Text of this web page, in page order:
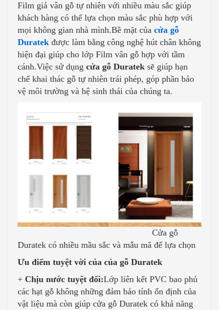
Film giả vân gỗ tự nhiên với nhiều màu sắc giúp
khách hàng có thể lựa chọn màu sắc phù hợp với
mọi không gian nhà mình.Bề mặt của cửa gỗ
Duratek được làm bằng công nghệ hút chân không
hiện đại giúp cho lớp Film vân gỗ hợp với tầm
cánh.Việc sử dụng cửa gỗ Duratek sẽ giúp hạn
chế khai thác gỗ tự nhiên trái phép, góp phần bảo
vệ môi trường và hệ sinh thái của chúng ta.
Cửa gỗ
Duratek có nhiều mầu sắc và mẫu mã để lựa chọn
Ưu điểm tuyệt vời của của gỗ Duratek
+ Chịu nước tuyệt đối:Lớp liên kết PVC bao phủ
các hạt gỗ không những đảm bảo tính ổn định của
vật liệu mà còn giúp cửa gỗ Duratek có khả năng